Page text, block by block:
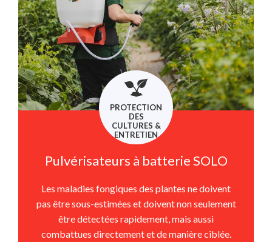
PROTECTION
DES
CULTURES &
ENTRETIEN
Pulvérisateurs à batterie SOLO
Les maladies fongiques des plantes ne doivent
pas être sous-estimées et doivent non seulement
être détectées rapidement, mais aussi
combattues directement et de manière ciblée.